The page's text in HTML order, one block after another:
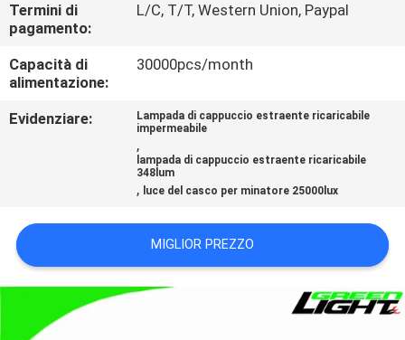
MAPPA
DEL
SITO
Termini di
pagamento:
L/C, T/T, Western Union, Paypal
Capacità di
alimentazione:
30000pcs/month
Evidenziare:
Lampada di cappuccio estraente ricaricabile
impermeabile
,
lampada di cappuccio estraente ricaricabile
348lum
, luce del casco per minatore 25000lux
MIGLIOR PREZZO